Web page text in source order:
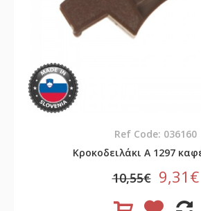
Ref Code: 036160
Κροκοδειλάκι A 1297
10,55€ 9,31€